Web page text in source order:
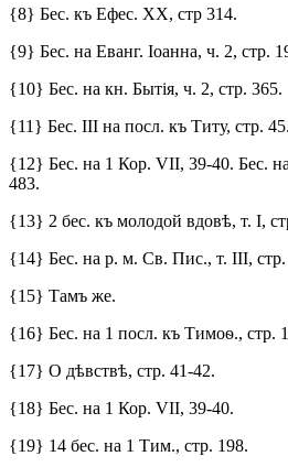
{8} Бес. къ Ефес. XX, стр 314.
{9} Бес. на Еванг. Іоанна, ч. 2, стр.
{10} Бес. на кн. Бытія, ч. 2, стр. 365.
{11} Бес. III на посл. къ Титу, стр. 45.
{12} Бес. на 1 Кор. VII, 39-40. Бес.
483.
{13} 2 бес. къ молодой вдовѣ, т. I,
{14} Бес. на р. м. Св. Пис., т. III, стр.
{15} Тамъ же.
{16} Бес. на 1 посл. къ Тимоѳ., стр.
{17} О дѣвствѣ, стр. 41-42.
{18} Бес. на 1 Кор. VII, 39-40.
{19} 14 бес. на 1 Тим., стр. 198.